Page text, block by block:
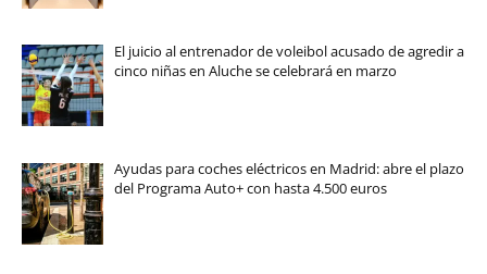
El juicio al entrenador de voleibol acusado de agredir a
cinco niñas en Aluche se celebrará en marzo
Ayudas para coches eléctricos en Madrid: abre el plazo
del Programa Auto+ con hasta 4.500 euros